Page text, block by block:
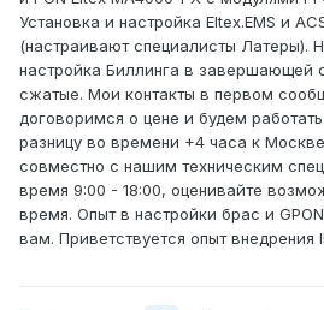
Установка и настройка Eltex.EMS и
(настраивают специалисты Латеры).
настройка Биллинга в завершающей
сжатые. Мои контакты в первом
договоримся о цене и будем
разницу во времени +4 часа к
совместно с нашим техническим
время 9:00 - 18:00, оценивайте
время. Опыт в настройки брас и
вам. Приветствуется опыт внедрения